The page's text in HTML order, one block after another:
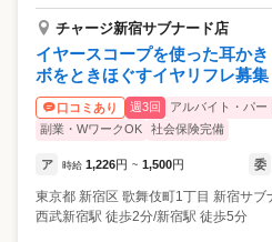
チャージ新宿サブナード店
イヤースコープを使った耳か
ボをときほぐすイヤリフレ募集
口コミあり 週3回 アルバイト・パー
副業・WワークOK
社会保険完備
ア 時給 1,226円 ~ 1,500円 委
東京都 新宿区 歌舞伎町1丁目 新宿サブナ
西武新宿駅 徒歩2分/新宿駅 徒歩5分